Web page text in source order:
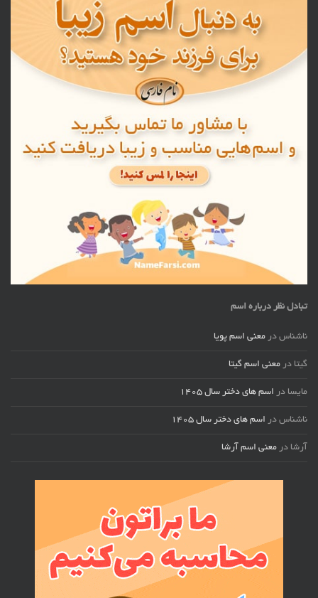
تبادل نظر درباره اسم
ناشناس در معنی اسم پویا
گیتا در معنی اسم گیتا
مایسا در اسم های دختر سال ۱۴۰۵
ناشناس در اسم های دختر سال ۱۴۰۵
آرشا در معنی اسم آرشا